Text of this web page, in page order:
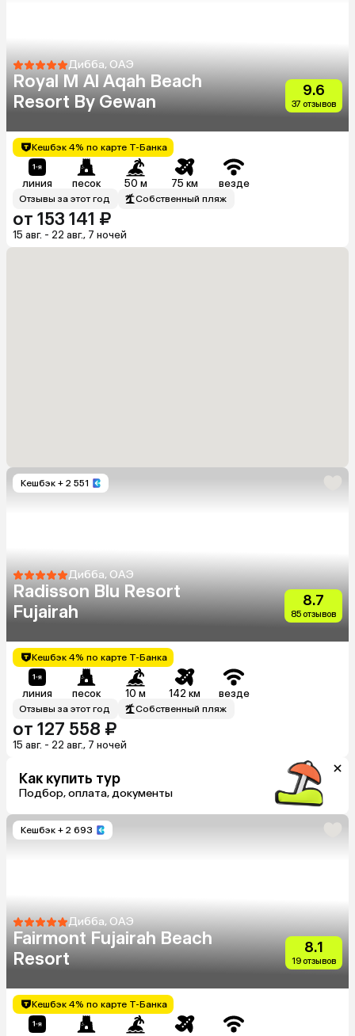
Дибба, ОАЭ
Royal M Al Aqah Beach
Resort By Gewan
9.6
37 отзывов
Кешбэк 4% по карте Т-Банка
линия песок 50 м 75 км везде
Отзывы за этот год Собственный пляж
от 153 141 ₽
15 авг. - 22 авг., 7 ночей
Кешбэк + 2 551
Дибба, ОАЭ
Radisson Blu Resort
Fujairah
8.7
85 отзывов
Кешбэк 4% по карте Т-Банка
линия песок 10 м 142 км везде
Отзывы за этот год Собственный пляж
от 127 558 ₽
15 авг. - 22 авг., 7 ночей
Как купить тур
Подбор, оплата, документы
Кешбэк + 2 693
Дибба, ОАЭ
Fairmont Fujairah Beach
Resort
8.1
19 отзывов
Кешбэк 4% по карте Т-Банка